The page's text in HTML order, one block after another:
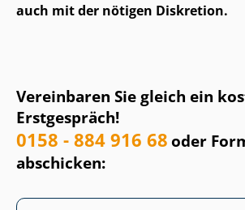
auch mit der nötigen Diskretion.
Vereinbaren Sie gleich ein
Erstgespräch!
0158 - 884 916 68oder
abschicken: